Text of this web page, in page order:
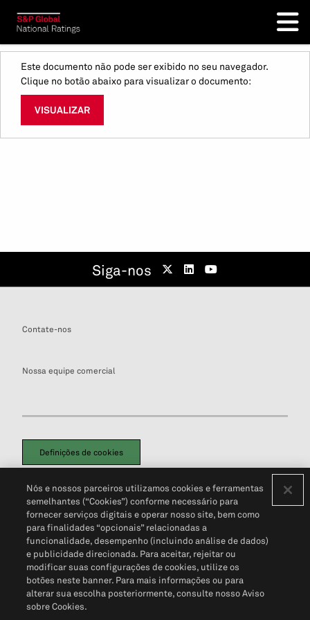
Este documento não pode ser exibido no seu navegador.
Clique no botão abaixo para visualizar o documento:
VISUALIZAR
Siga-nos
Contate-nos
Nossa equipe comercial
Definições de cookies
Política de PrivacidadePortal de privacidade do cliente (em inglês)
Não Venda Minhas Informações Pessoais© 2026 S&P Global
Nós e nossos parceiros utilizamos cookies e ferramentas
semelhantes (“Cookies”) conforme necessário para
fornecer serviços digitais e operar nosso site, bem como
para finalidades “opcionais” relacionadas a
funcionalidade, desempenho (incluindo análise de dados)
e publicidade direcionada. Para aceitar, rejeitar ou
modificar suas configurações de cookies, utilize os
botões neste banner. Para mais informações ou para
alterar sua escolha posteriormente, consulte nosso Aviso
sobre Cookies.